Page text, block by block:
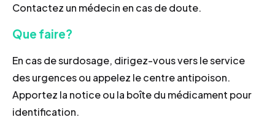
Contactez un médecin en cas de doute.
Que faire?
En cas de surdosage, dirigez-vous vers le service
des urgences ou appelez le centre antipoison.
Apportez la notice ou la boîte du médicament pour
identification.